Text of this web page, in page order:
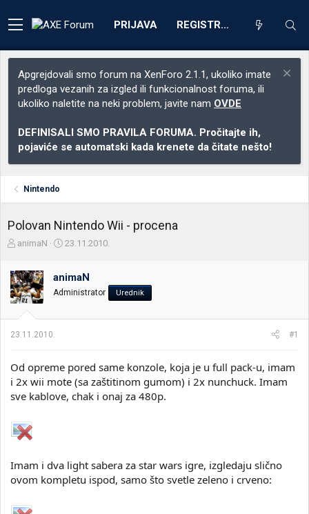
PRIJAVA REGISTRACIJA
Apgrejdovali smo forum na XenForo 2.1.1, ukoliko imate
predloga vezanih za izgled ili funkcionalnost foruma, ili
ukoliko naletite na neki problem, javite nam OVDE
DEFINISALI SMO PRAVILA FORUMA. Pročitajte ih,
pojaviće se automatski kada krenete da čitate nešto!
Nintendo
Polovan Nintendo Wii - procena
Z
e
t
n
i
k
m
e
animaN
D
u
m
o
t
a
23.11.2010.
animaN
Administrator Urednik
23.11.2010. #1
Od opreme pored same konzole, koja je u full pack-u, imam
i 2x wii mote (sa zaštitinom gumom) i 2x nunchuck. Imam
sve kablove, chak i onaj za 480p.
Imam i dva light sabera za star wars igre, izgledaju slično
ovom kompletu ispod, samo što svetle zeleno i crveno: